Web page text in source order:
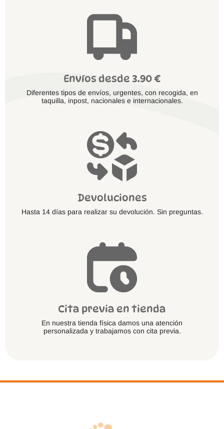
Envíos desde 3.90 €
Diferentes tipos de envíos, urgentes, con recogida, en
taquilla, inpost, nacionales e internacionales.
Devoluciones
Hasta 14 días para realizar su devolución. Sin preguntas.
Cita previa en tienda
En nuestra tienda física damos una atención
personalizada y trabajamos con cita previa.